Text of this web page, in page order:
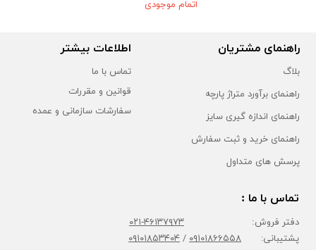
اتمام موجودی
راهنمای مشتریان
بلاگ
راهنمای برآورد متراژ پارچه
راهنمای اندازه گیری سایز
راهنمای خرید و ثبت سفارش
پرسش های متداول
اطلاعات بیشتر
تماس با ما
قوانین و مقررات
سفارشات سازمانی و عمده
تماس با ما :
دفتر فروش: ۴۶۱۳۷۹۷۳-۰۲۱
پشتیبانی: ۰۹۱۰۱۸۶۶۵۵۸/۰۹۱۰۱۸۵۳۴۰۴